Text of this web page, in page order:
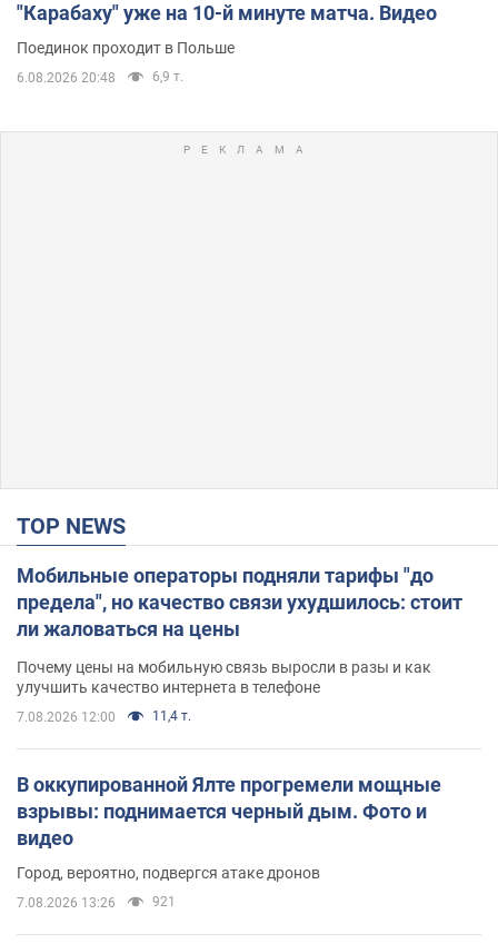
"Карабаху" уже на 10-й минуте матча. Видео
Поединок проходит в Польше
6.08.2026 20:48 6,9 т.
TOP NEWS
Мобильные операторы подняли тарифы "до
предела", но качество связи ухудшилось: стоит
ли жаловаться на цены
Почему цены на мобильную связь выросли в разы и как
улучшить качество интернета в телефоне
7.08.2026 12:00 11,4 т.
В оккупированной Ялте прогремели мощные
взрывы: поднимается черный дым. Фото и
видео
Город, вероятно, подвергся атаке дронов
7.08.2026 13:26 921